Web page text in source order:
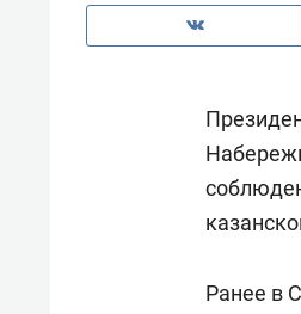
Ранее в
Как ГК «МИР
комфорта под